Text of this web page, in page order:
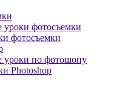
уроки фотосъемки
фотосъемки
уроки по фотошопу
Photoshop